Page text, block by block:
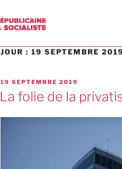
JOUR : 19 SEPTEMBRE
19 SEPTEMBRE 2019
La folie de la